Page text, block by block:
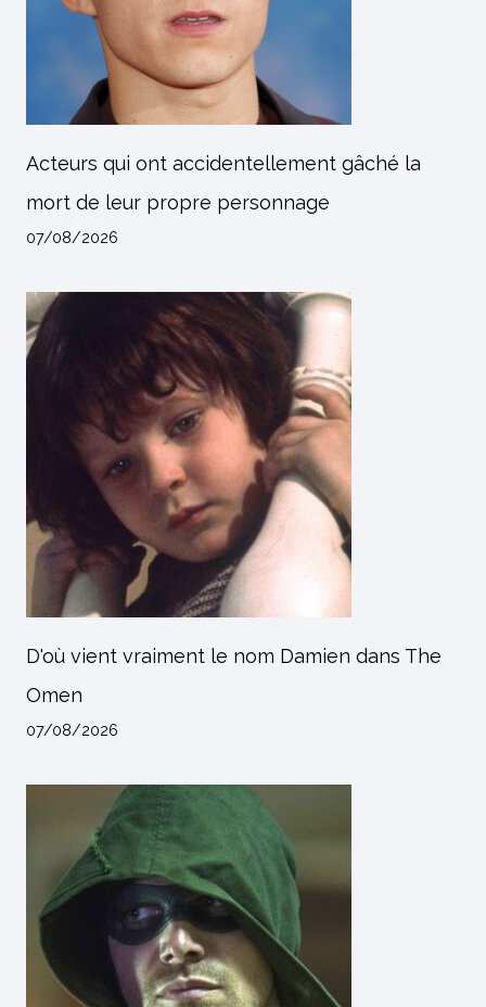
Acteurs qui ont accidentellement gâché la
mort de leur propre personnage
07/08/2026
D'où vient vraiment le nom Damien dans The
Omen
07/08/2026